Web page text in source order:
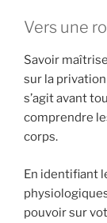
Vers une
Savoir
sur la
s’agit avant
comprendre
corps.
En identifiant
pouvoir sur